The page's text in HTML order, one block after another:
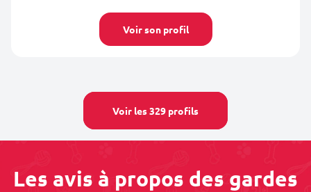
Voir son profil
Voir les 329 profils
Les avis à propos des gardes